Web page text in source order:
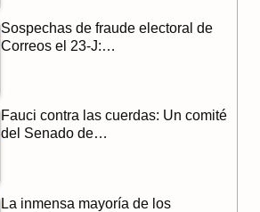
a
p
Sospechas de fraude electoral de
Correos el 23-J:…
Fauci contra las cuerdas: Un comité
del Senado de…
La inmensa mayoría de los